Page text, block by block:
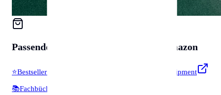
Passendes für auf Amazon
⭐Bestseller & Favoriten
Profi-Werkzeug & Equipment
📚Fachbücher & Guides